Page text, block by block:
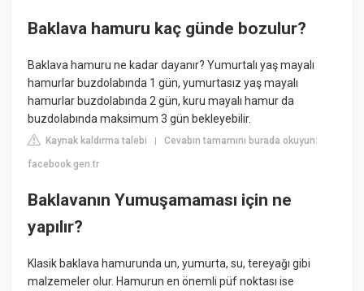
Baklava hamuru kaç günde bozulur?
Baklava hamuru ne kadar dayanır? Yumurtalı yaş mayalı
hamurlar buzdolabında 1 gün, yumurtasız yaş mayalı
hamurlar buzdolabında 2 gün, kuru mayalı hamur da
buzdolabında maksimum 3 gün bekleyebilir.
Kaynak kaldırma talebi |Cevabın tamamını burada okuyun:
facebook.gen.tr
Baklavanın Yumuşamaması için ne
yapılır?
Klasik baklava hamurunda un, yumurta, su, tereyağı gibi
malzemeler olur. Hamurun en önemli püf noktası ise